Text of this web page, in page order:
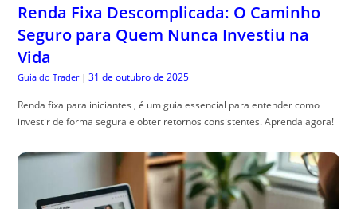
Renda Fixa Descomplicada: O Caminho
Seguro para Quem Nunca Investiu na
Vida
Guia do Trader | 31 de outubro de 2025
Renda fixa para iniciantes , é um guia essencial para entender como
investir de forma segura e obter retornos consistentes. Aprenda agora!